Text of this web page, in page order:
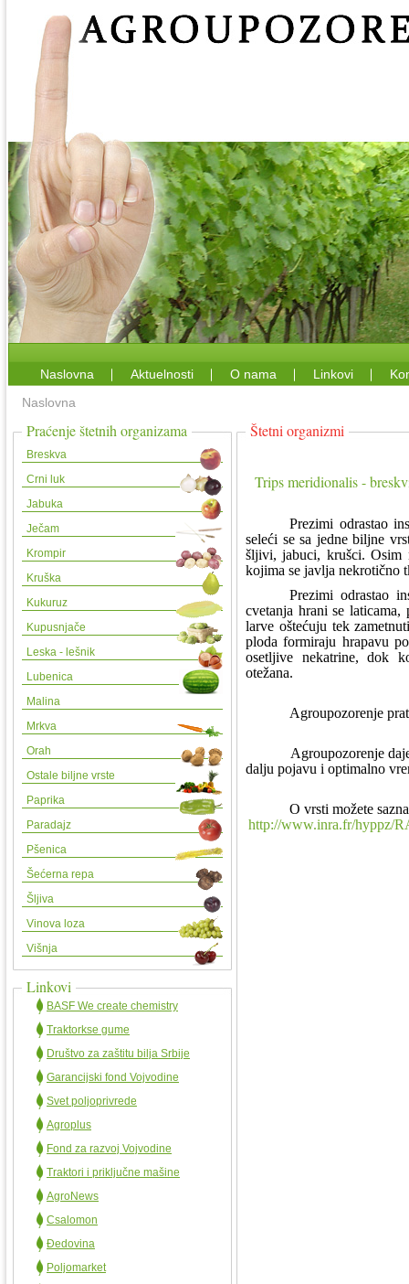
Naslovna Aktuelnosti O nama Linkovi
Naslovna
Praćenje štetnih organizama
Breskva
Crni luk
Jabuka
Ječam
Krompir
Kruška
Kukuruz
Kupusnjače
Leska - lešnik
Lubenica
Malina
Mrkva
Orah
Ostale biljne vrste
Paprika
Paradajz
Pšenica
Šećerna repa
Šljiva
Vinova loza
Višnja
Linkovi
BASF We create chemistry
Traktorkse gume
Društvo za zaštitu bilja Srbije
Garancijski fond Vojvodine
Svet poljoprivrede
Agroplus
Fond za razvoj Vojvodine
Traktori i priključne mašine
AgroNews
Csalomon
Đedovina
Poljomarket
Štetni organizmi
Trips meridionalis -
Prezimi odrastao
seleći se sa jedne biljne
šljivi, jabuci, krušci. Osim
kojima se javlja nekrotično
Prezimi odrastao
cvetanja hrani se
larve oštećuju tek
ploda formiraju hrapavu
osetljive nekatrine, dok
otežana.
Agroupozorenje
Agroupozorenje
dalju pojavu i optimalno
O vrsti možete
http://www.inra.fr/hyppz/